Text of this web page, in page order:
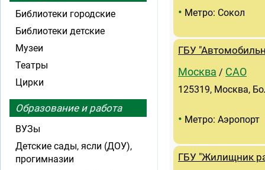
• Метро: Сокол
ГБУ
Москва / САО
125319, Москва,
• Метро: Аэропорт
ГБУ "Жилищник
Библиотеки городские
Библиотеки детские
Музеи
Театры
Цирки
Образование и работа
ВУЗы
Детские сады, ясли (ДОУ),
прогимназии